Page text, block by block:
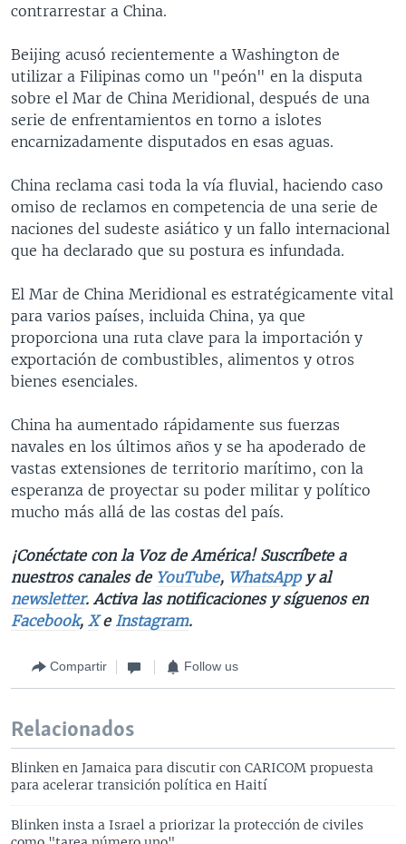
contrarrestar a China.
Beijing acusó recientemente a Washington de
utilizar a Filipinas como un "peón" en la disputa
sobre el Mar de China Meridional, después de una
serie de enfrentamientos en torno a islotes
encarnizadamente disputados en esas aguas.
China reclama casi toda la vía fluvial, haciendo caso
omiso de reclamos en competencia de una serie de
naciones del sudeste asiático y un fallo internacional
que ha declarado que su postura es infundada.
El Mar de China Meridional es estratégicamente vital
para varios países, incluida China, ya que
proporciona una ruta clave para la importación y
exportación de combustibles, alimentos y otros
bienes esenciales.
China ha aumentado rápidamente sus fuerzas
navales en los últimos años y se ha apoderado de
vastas extensiones de territorio marítimo, con la
esperanza de proyectar su poder militar y político
mucho más allá de las costas del país.
¡Conéctate con la Voz de América! Suscríbete a
nuestros canales de YouTube, WhatsAppy al
newsletter. Activa las notificaciones y síguenos en
Facebook, Xe Instagram.
Compartir Follow us
Relacionados
Blinken en Jamaica para discutir con CARICOM propuesta
para acelerar transición política en Haití
Blinken insta a Israel a priorizar la protección de civiles